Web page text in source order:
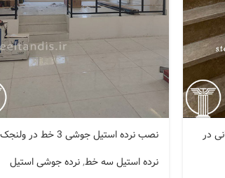
در
نصب نرده استیل جوشی 3 خط در ولنجک
نرده استیل سه خط, نرده جوشی استیل